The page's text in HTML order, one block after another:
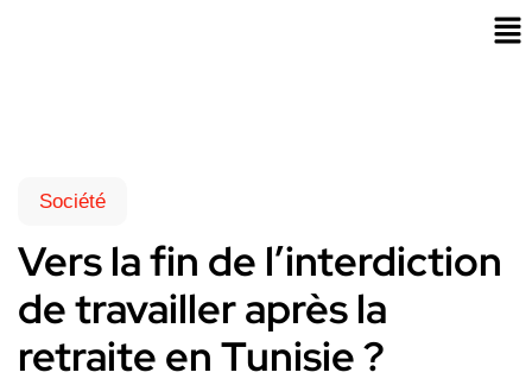
Société
Vers la fin de l’interdiction
de travailler après la
retraite en Tunisie ?